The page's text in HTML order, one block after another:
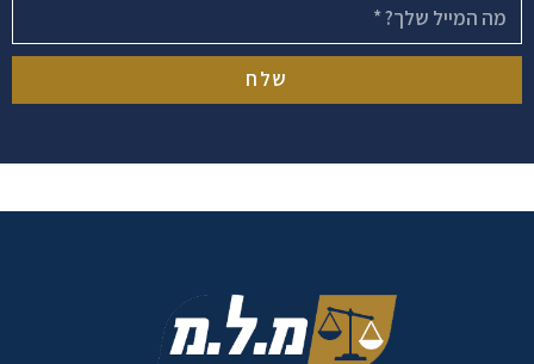
שלח